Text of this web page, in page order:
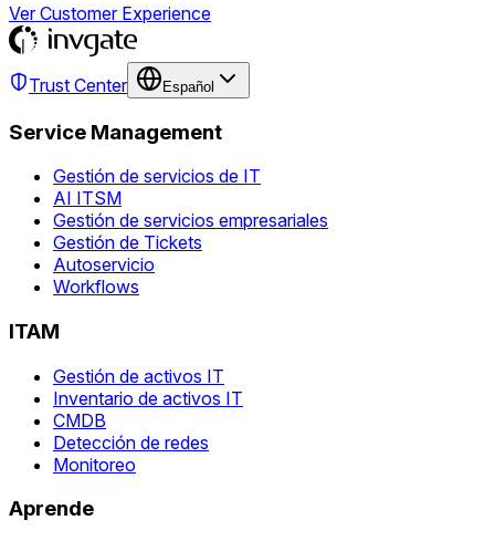
Ver Customer Experience
Trust Center Español
Service Management
Gestión de servicios de IT
AI ITSM
Gestión de servicios empresariales
Gestión de Tickets
Autoservicio
Workflows
ITAM
Gestión de activos IT
Inventario de activos IT
CMDB
Detección de redes
Monitoreo
Aprende